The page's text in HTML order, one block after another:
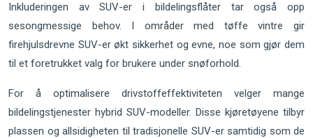
Inkluderingen av SUV-er i bildelingsflåter tar også opp
sesongmessige behov. I områder med tøffe vintre gir
firehjulsdrevne SUV-er økt sikkerhet og evne, noe som gjør dem
til et foretrukket valg for brukere under snøforhold.
For å optimalisere drivstoffeffektiviteten velger mange
bildelingstjenester hybrid SUV-modeller. Disse kjøretøyene tilbyr
plassen og allsidigheten til tradisjonelle SUV-er samtidig som de